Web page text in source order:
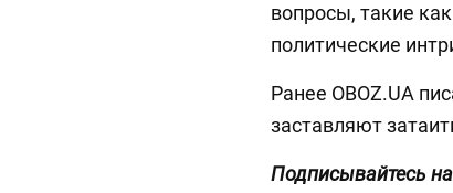
вопросы, такие
политические
Ранее OBOZ.UA
заставляют
Подписывайтесь